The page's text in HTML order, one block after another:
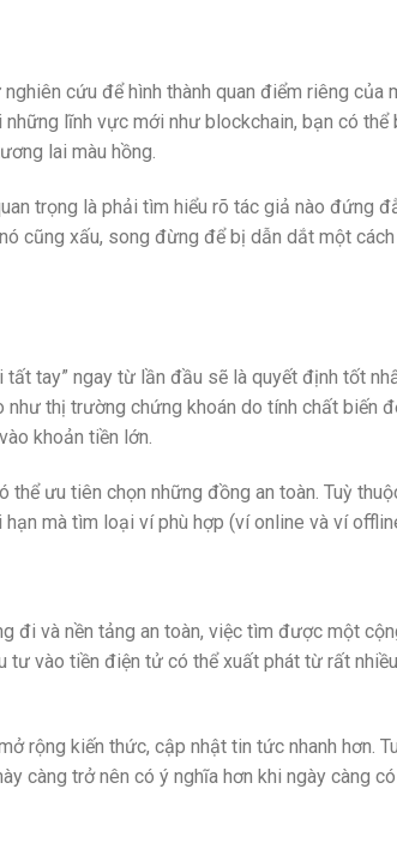
cứu để hình thành quan điểm riêng của
lĩnh vực mới như blockchain, bạn có thể
lai màu hồng.
trọng là phải tìm hiểu rõ tác giả nào đứng
cũng xấu, song đừng để bị dẫn dắt một
tay” ngay từ lần đầu sẽ là quyết định tốt
thị trường chứng khoán do tính chất biến
khoản tiền lớn.
ưu tiên chọn những đồng an toàn. Tuỳ
mà tìm loại ví phù hợp (ví online và ví
đi và nền tảng an toàn, việc tìm được một
tư vào tiền điện tử có thể xuất phát từ rất
rộng kiến thức, cập nhật tin tức nhanh hơn.
càng trở nên có ý nghĩa hơn khi ngày càng có